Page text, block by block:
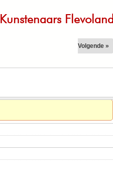
Kunstenaars Flevoland
Volgende »